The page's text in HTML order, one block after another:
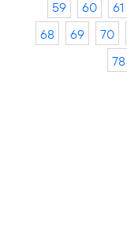
59
60 61
68
69 70
78